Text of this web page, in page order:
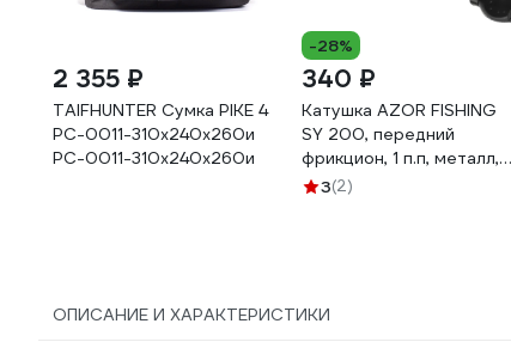
2 355 ₽
TAIFHUNTER Сумка PIKE 4
РС-0011-310x240x260и
РС-0011-310х240х260и
-28%
340 ₽
Катушка AZOR FISHING
SY 200, передний
фрикцион, 1 п.п, металл,
пластик, с леской 0.25 мм
3(2)
ОПИСАНИЕ И ХАРАКТЕРИСТИКИ